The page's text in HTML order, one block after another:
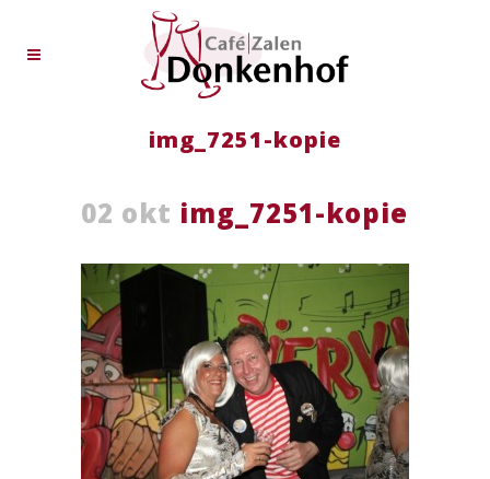
img_7251-kopie
02 okt img_7251-kopie